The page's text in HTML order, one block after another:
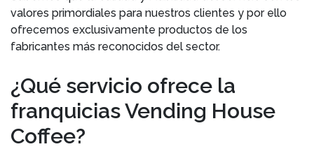
valores primordiales para nuestros clientes y por ello
ofrecemos exclusivamente productos de los
fabricantes más reconocidos del sector.
¿Qué servicio ofrece la
franquicias Vending House
Coffee?